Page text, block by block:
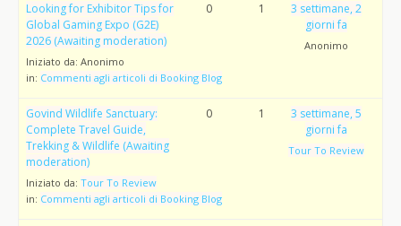
Looking for Exhibitor Tips for
Global Gaming Expo (G2E)
2026 (Awaiting moderation)
Iniziato da: Anonimo
in: Commenti agli articoli di Booking Blog
0 1
3 settimane, 2
giorni fa
Anonimo
Govind Wildlife Sanctuary:
Complete Travel Guide,
Trekking & Wildlife (Awaiting
moderation)
Iniziato da: Tour To Review
in: Commenti agli articoli di Booking Blog
0 1
3 settimane, 5
giorni fa
Tour To Review